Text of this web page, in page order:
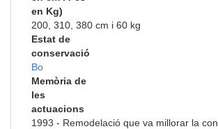
en Kg)
200, 310, 380 cm i 60 kg
Estat de
conservació
Bo
Memòria de
les
actuacions
1993 - Remodelació que va millorar la